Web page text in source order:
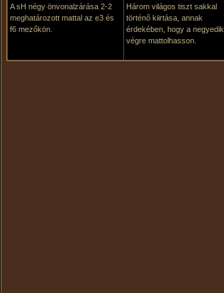
A sH négy önvonalzárása 2-2
meghatározott mattal az e3 és
f6 mezőkön.
Három világos tiszt sakkal
történő kiirtása, annak
érdekében, hogy a negyedik
végre mattolhasson.